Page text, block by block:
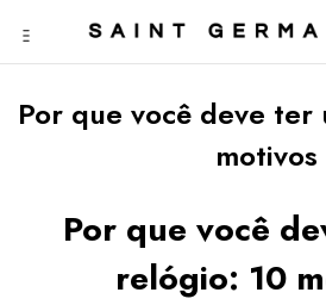
Por que você deve
motivos
Por que você
relógio: 10